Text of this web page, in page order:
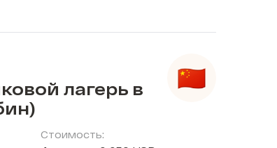
лагерь в
Стоимость: